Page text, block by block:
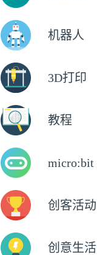
机器人
3D打印
教程
micro:bit
创客活动
创意生活